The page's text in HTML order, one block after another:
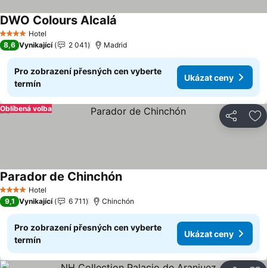
4 Počet hvězdiček
Hotel
DWO Colours Alcalá
8,6 Vynikající 2 041 Madrid
Pro zobrazení přesných cen vyberte
termín
Ukázat ceny
Sdílet
Oblíbená volba
4 Počet hvězdiček
Hotel
Parador de Chinchón
9,1 Vynikající 6 711 Chinchón
Pro zobrazení přesných cen vyberte
termín
Ukázat ceny